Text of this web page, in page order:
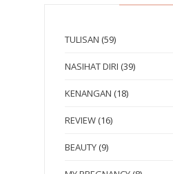
TULISAN (59)
NASIHAT DIRI (39)
KENANGAN (18)
REVIEW (16)
BEAUTY (9)